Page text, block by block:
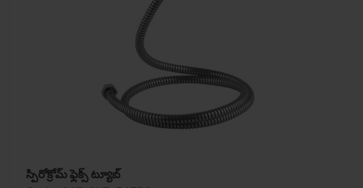
స్పిరోక్రోమ్ ఫ్లెక్స్ ట్యూబ్